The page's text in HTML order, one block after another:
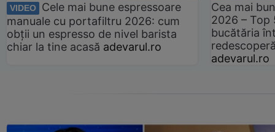
VIDEO
Cele mai bune espressoare
manuale cu portafiltru 2026: cum
obții un espresso de nivel barista
chiar la tine acasă adevarul.ro
Cea mai
2026 –
bucătăria
adevarul.ro